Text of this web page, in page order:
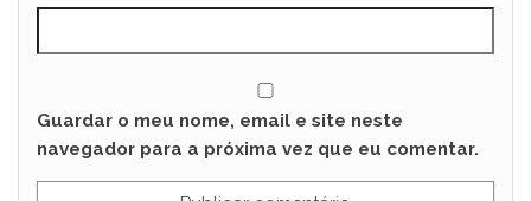
Guardar o meu nome, email e site neste
navegador para a próxima vez que eu comentar.